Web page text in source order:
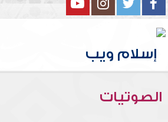
الصوتيات